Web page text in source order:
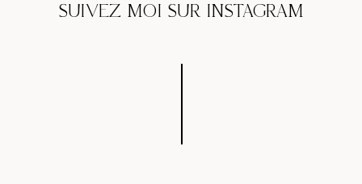
SUIVEZ MOI SUR INSTAGRAM